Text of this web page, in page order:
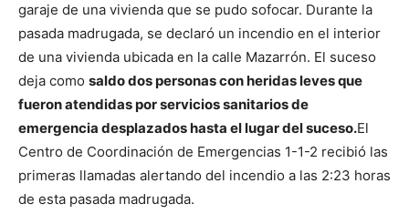
garaje de una vivienda que se pudo sofocar. Durante la
pasada madrugada, se declaró un incendio en el interior
de una vivienda ubicada en la calle Mazarrón. El suceso
deja como saldo dos personas con heridas leves que
fueron atendidas por servicios sanitarios de
emergencia desplazados hasta el lugar del suceso.El
Centro de Coordinación de Emergencias 1-1-2 recibió las
primeras llamadas alertando del incendio a las 2:23 horas
de esta pasada madrugada.